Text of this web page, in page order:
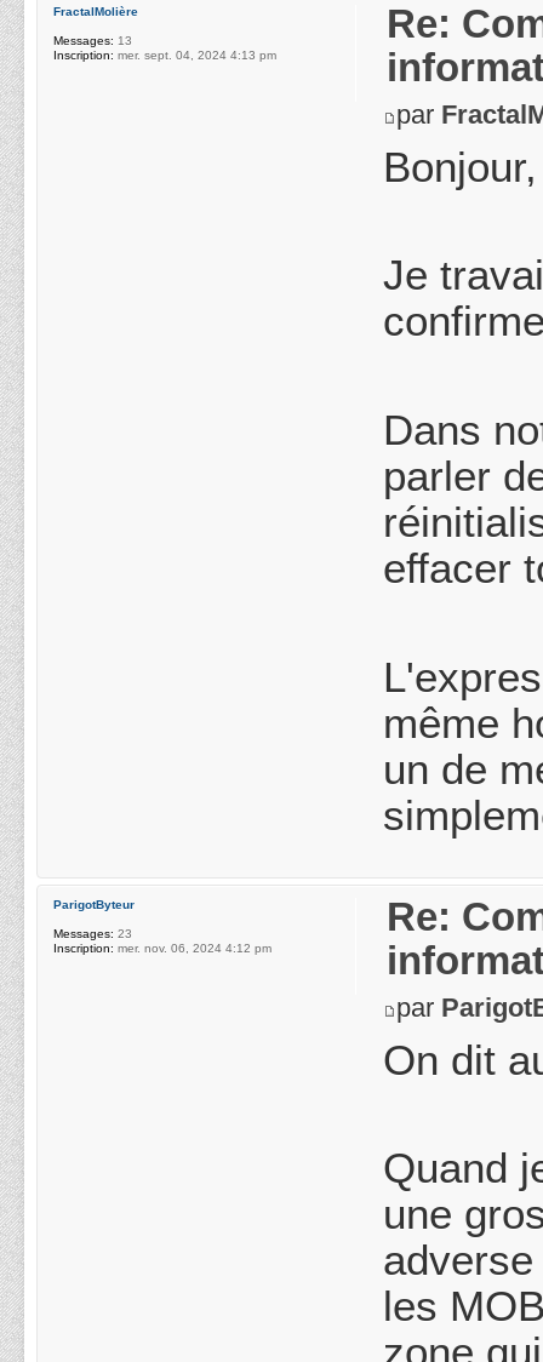
Re:
par
Bonjour,
Je
Dans
parler
effacer
même
un de
FractalMolière
Messages: 13
Inscription: mer. sept. 04, 2024 4:13 pm
Re:
par
On dit
Quand
une
les
zone
ParigotByteur
Messages: 23
Inscription: mer. nov. 06, 2024 4:12 pm